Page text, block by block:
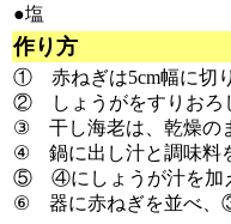
●塩
作り方
① 赤ねぎは5cm幅に切り
② しょうがをすりおろ
③ 干し海老は、乾燥の
④ 鍋に出し汁と調味料
⑤ ④にしょうが汁を加え
⑥ 器に赤ねぎを並べ、